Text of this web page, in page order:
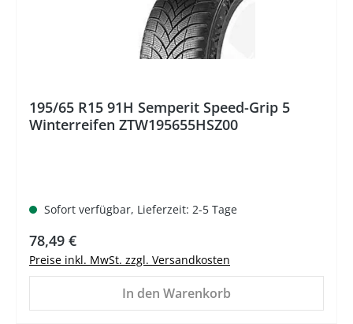
195/65 R15 91H Semperit Speed-Grip 5
Winterreifen ZTW195655HSZ00
Sofort verfügbar, Lieferzeit: 2-5 Tage
Regulärer Preis:
78,49 €
Preise inkl. MwSt. zzgl. Versandkosten
In den Warenkorb